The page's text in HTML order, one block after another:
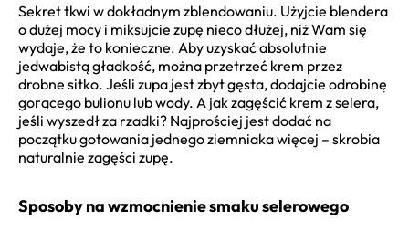
Sekret tkwi w dokładnym zblendowaniu. Użyjcie blendera
o dużej mocy i miksujcie zupę nieco dłużej, niż Wam się
wydaje, że to konieczne. Aby uzyskać absolutnie
jedwabistą gładkość, można przetrzeć krem przez
drobne sitko. Jeśli zupa jest zbyt gęsta, dodajcie odrobinę
gorącego bulionu lub wody. A jak zagęścić krem z selera,
jeśli wyszedł za rzadki? Najprościej jest dodać na
początku gotowania jednego ziemniaka więcej – skrobia
naturalnie zagęści zupę.
Sposoby na wzmocnienie smaku selerowego